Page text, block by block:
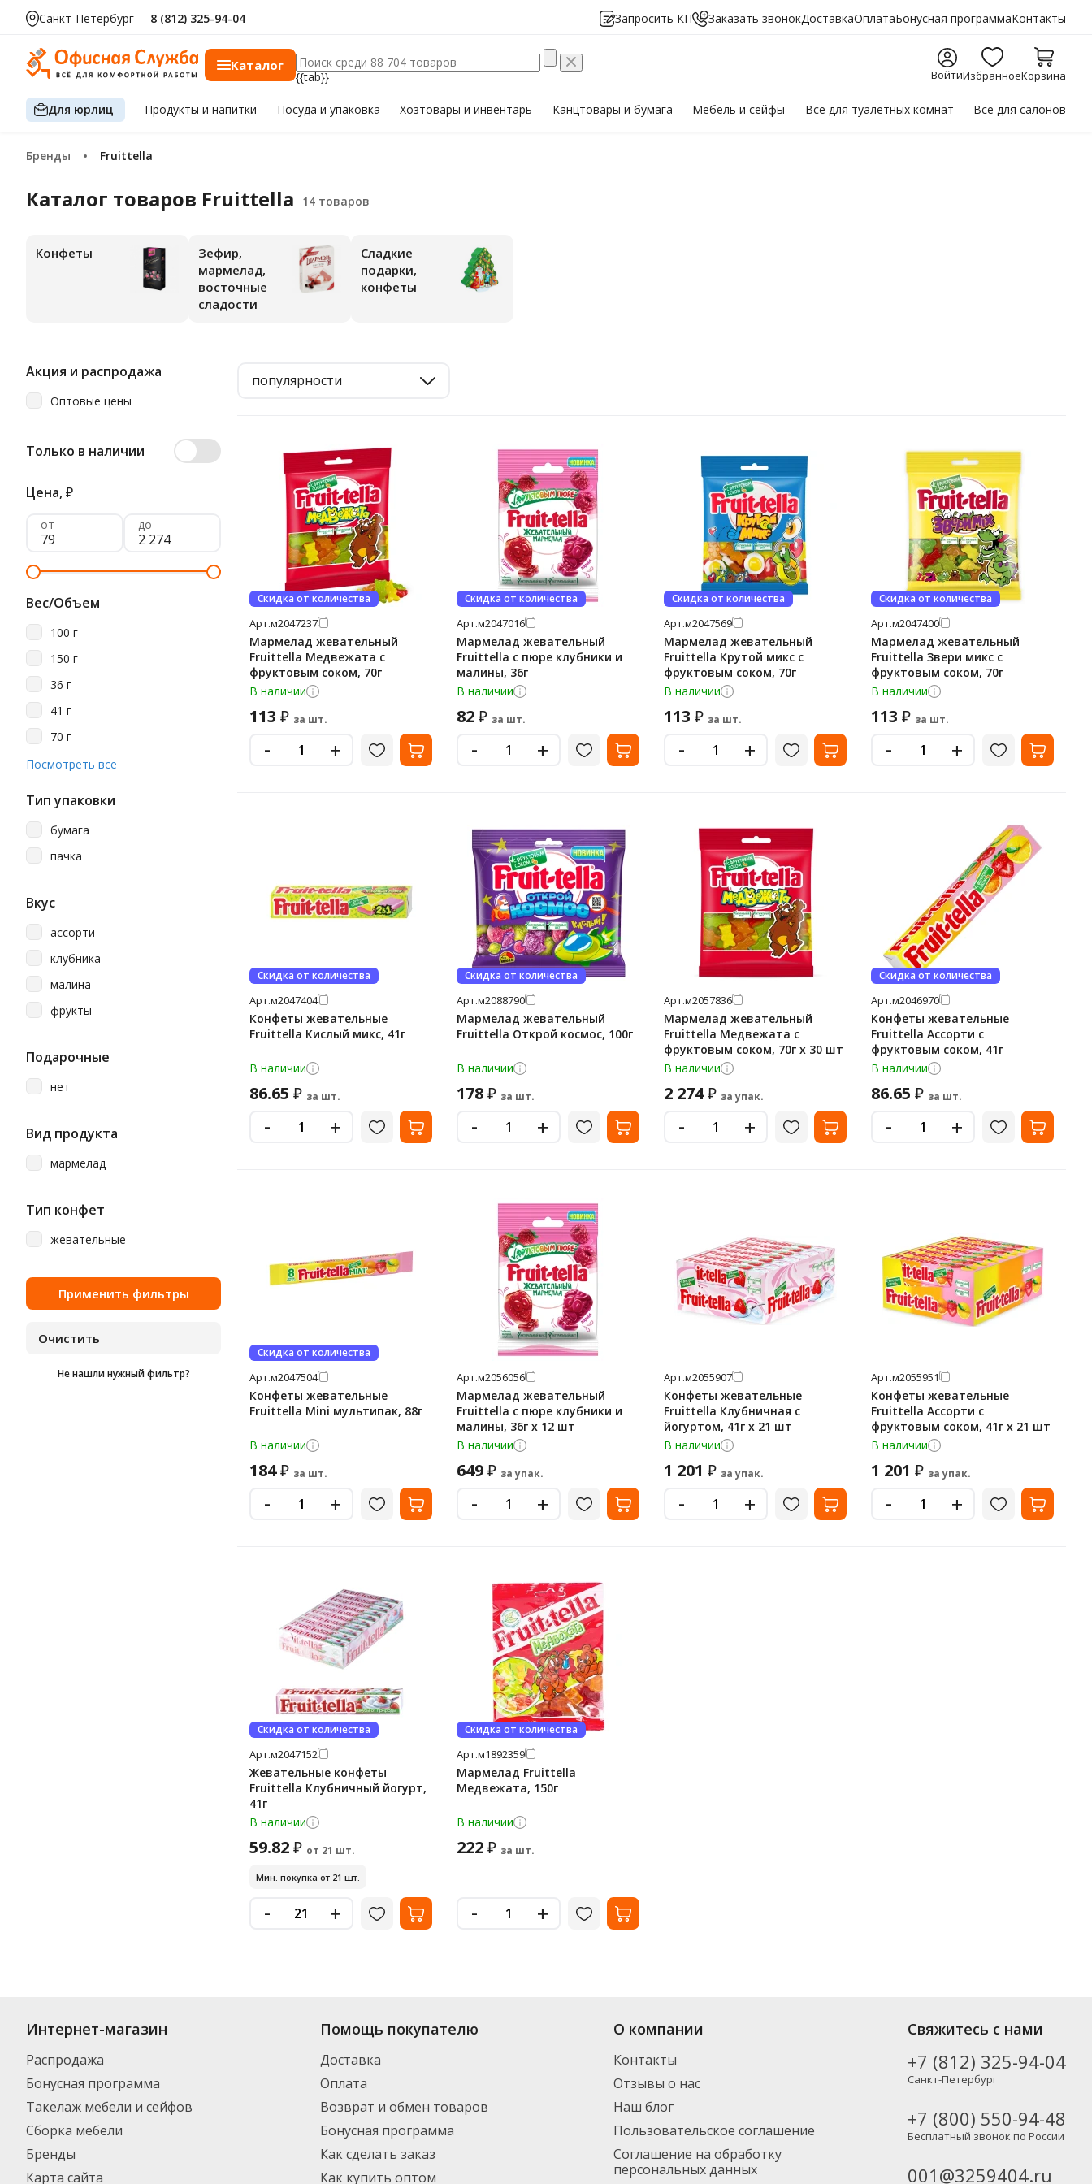
Санкт-Петербург 8 (812) 325-94-04 Запросить КП Заказать звонокДоставкаОплатаБонусная программаКонтакты
Каталог
{{tab}} ВойтиИзбранноеКорзина
Для юрлиц Продуктыи напитки Посуда и упаковка Хозтоварыи инвентарь Канцтовары и бумага Мебельи сейфы Все для туалетных комнат Все для салонов
Бренды Fruittella
Каталог товаров Fruittella
Конфеты
Зефир,
мармелад,
восточные
сладости
Сладкие
подарки,
конфеты
Акция и распродажа
Оптовые цены
Только в наличии
Цена,₽
от до
Вес/Объем
100 г
150 г
36 г
41 г
70 г
88 г
Посмотреть все
Тип упаковки
бумага
пачка
Вкус
ассорти
клубника
малина
фрукты
Подарочные
нет
Вид продукта
мармелад
Тип конфет
жевательные
Не нашли нужный фильтр?
популярности
Скидка от количества
Арт.м2047237
Мармелад жевательный
Fruittella Медвежата с
фруктовым соком, 70г
В наличии
113 ₽ за шт.
- +
Скидка от количества
Арт.м2047016
Мармелад жевательный
Fruittella с пюре клубники и
малины, 36г
В наличии
82₽ за шт.
- +
Скидка от количества
Арт.м2047569
Мармелад жевательный
Fruittella Крутой микс с
фруктовым соком, 70г
В наличии
113 ₽ за шт.
- +
Скидка от количества
Арт.м2047400
Мармелад жевательный
Fruittella Звери микс с
фруктовым соком, 70г
В наличии
113 ₽ за шт.
- +
Скидка от количества
Арт.м2047404
Конфеты жевательные
Fruittella Кислый микс, 41г
В наличии
86.65 ₽ за шт.
- +
Скидка от количества
Арт.м2088790
Мармелад жевательный
Fruittella Открой космос, 100г
В наличии
178₽ за шт.
- +
Арт.м2057836
Мармелад жевательный
Fruittella Медвежата с
фруктовым соком, 70г x 30 шт
В наличии
2 274₽ за упак.
- +
Скидка от количества
Арт.м2046970
Конфеты жевательные
Fruittella Ассорти с
фруктовым соком, 41г
В наличии
86.65 ₽ за шт.
- +
Скидка от количества
Арт.м2047504
Конфеты жевательные
Fruittella Mini мультипак, 88г
В наличии
184₽ за шт.
- +
Арт.м2056056
Мармелад жевательный
Fruittella с пюре клубники и
малины, 36г x 12 шт
В наличии
649₽ за упак.
- +
Арт.м2055907
Конфеты жевательные
Fruittella Клубничная с
йогуртом, 41г x 21 шт
В наличии
1 201 ₽ за упак.
- +
Арт.м2055951
Конфеты жевательные
Fruittella Ассорти с
фруктовым соком, 41г x 21 шт
В наличии
1 201 ₽ за упак.
- +
Скидка от количества
Арт.м2047152
Жевательные конфеты
Fruittella Клубничный йогурт,
41г
В наличии
59.82₽ от 21 шт.
Мин. покупка от 21 шт.
- +
Скидка от количества
Арт.м1892359
Мармелад Fruittella
Медвежата, 150г
В наличии
222₽ за шт.
- +
Купить
. В ассортименте интернет-магазина «Офисная Служба» большой выбор: в наличии более 14 видов от популярных производителей, включая новинки. Вы можете
выбрать нужный товар и добавить его в корзину для дальнейшего оформления заказа. Доставим по Санкт-Петербургу (от 3000 рублей - бесплатно), а также в Москву и другие регионы России – партнерской
транспортной компанией DPD. Для постоянных клиентов - скидка, минимальный заказ 1500 руб.
Интернет-магазин
Распродажа
Бонусная программа
Такелаж мебели и сейфов
Сборка мебели
Бренды
Карта сайта
Помощь покупателю
Доставка
Оплата
Возврат и обмен товаров
Бонусная программа
Как сделать заказ
Как купить оптом
О компании
Контакты
Отзывы о нас
Наш блог
Пользовательское соглашение
Соглашение на обработку
персональных данных
Свяжитесь с нами
+7 (812) 325-94-04
Санкт-Петербург
+7 (800) 550-94-48
Бесплатный звонок по России
001@3259404.ru